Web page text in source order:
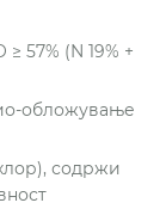
57% (N 19% +
обложување
содржи